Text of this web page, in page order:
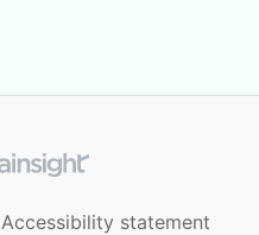
Accessibility statement